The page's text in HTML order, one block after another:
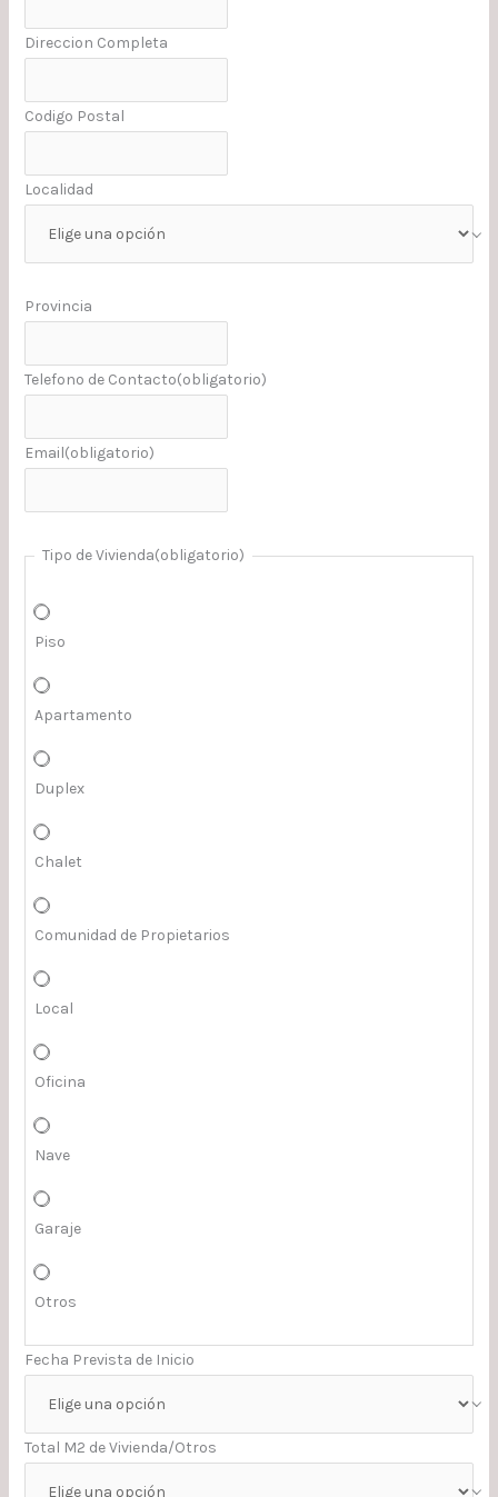
Direccion Completa
Codigo Postal
Localidad
Provincia
Telefono de Contacto(obligatorio)
Email(obligatorio)
Tipo de Vivienda(obligatorio)
Piso
Apartamento
Duplex
Chalet
Comunidad de Propietarios
Local
Oficina
Nave
Garaje
Otros
Fecha Prevista de Inicio
Total M2 de Vivienda/Otros